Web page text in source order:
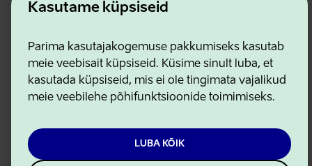
Kasutame küpsiseid
Parima kasutajakogemuse pakkumiseks kasutab
meie veebisait küpsiseid. Küsime sinult luba, et
kasutada küpsiseid, mis ei ole tingimata vajalikud
meie veebilehe põhifunktsioonide toimimiseks.
LUBA KÕIK